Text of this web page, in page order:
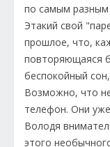
по самым
Этакий свой
прошлое, что,
повторяющаяся
беспокойный
Возможно, что
телефон. Они
Володя
этого